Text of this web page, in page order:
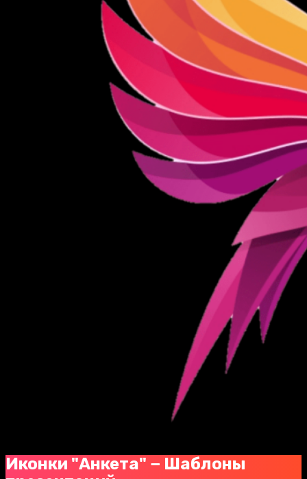
Иконки "Анкета" − Шаблоны